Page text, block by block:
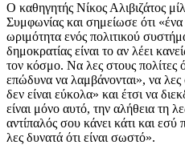
Ο καθηγητής Νίκος Αλιβιζάτος
Συμφωνίας και σημείωσε ότι «ένα
ωριμότητα ενός πολιτικού
δημοκρατίας είναι το αν λέει
τον κόσμο. Να λες στους πολίτες
επώδυνα να λαμβάνονται», να
δεν είναι εύκολα» και έτσι να
είναι μόνο αυτό, την αλήθεια τη
αντίπαλός σου κάνει κάτι και εσύ
λες δυνατά ότι είναι σωστό».